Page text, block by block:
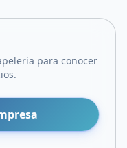
para conocer